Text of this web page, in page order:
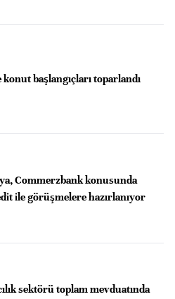
konut başlangıçları toparlandı
Commerzbank konusunda
ile görüşmelere hazırlanıyor
sektörü toplam mevduatında